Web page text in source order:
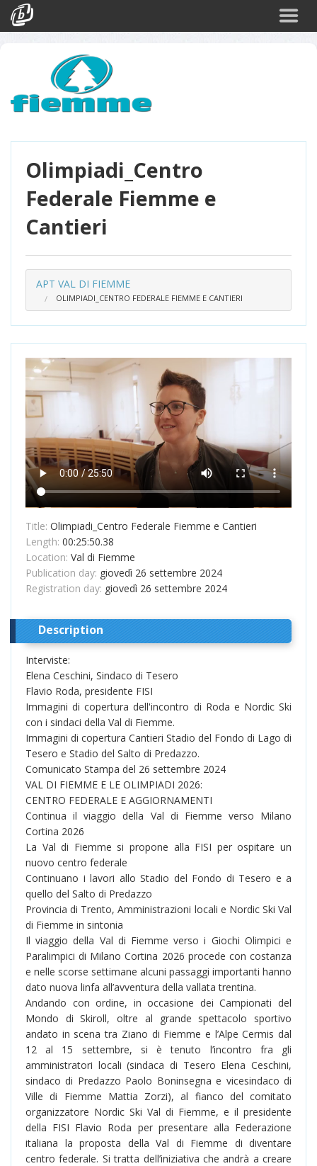
Eventi
Olimpiadi_Centro
Federale Fiemme e
Cantieri
APT VAL DI FIEMME
OLIMPIADI_CENTRO FEDERALE FIEMME E CANTIERI
Title: Olimpiadi_Centro Federale Fiemme e Cantieri
Length: 00:25:50.38
Location: Val di Fiemme
Publication day: giovedì 26 settembre 2024
Registration day: giovedì 26 settembre 2024
Description
Interviste:
Elena Ceschini, Sindaco di Tesero
Flavio Roda, presidente FISI
Immagini di copertura dell'incontro di Roda e Nordic Ski
con i sindaci della Val di Fiemme.
Immagini di copertura Cantieri Stadio del Fondo di Lago di
Tesero e Stadio del Salto di Predazzo.
Comunicato Stampa del 26 settembre 2024
VAL DI FIEMME E LE OLIMPIADI 2026:
CENTRO FEDERALE E AGGIORNAMENTI
Continua il viaggio della Val di Fiemme verso Milano
Cortina 2026
La Val di Fiemme si propone alla FISI per ospitare un
nuovo centro federale
Continuano i lavori allo Stadio del Fondo di Tesero e a
quello del Salto di Predazzo
Provincia di Trento, Amministrazioni locali e Nordic Ski Val
di Fiemme in sintonia
Il viaggio della Val di Fiemme verso i Giochi Olimpici e
Paralimpici di Milano Cortina 2026 procede con costanza
e nelle scorse settimane alcuni passaggi importanti hanno
dato nuova linfa all’avventura della vallata trentina.
Andando con ordine, in occasione dei Campionati del
Mondo di Skiroll, oltre al grande spettacolo sportivo
andato in scena tra Ziano di Fiemme e l’Alpe Cermis dal
12 al 15 settembre, si è tenuto l’incontro fra gli
amministratori locali (sindaca di Tesero Elena Ceschini,
sindaco di Predazzo Paolo Boninsegna e vicesindaco di
Ville di Fiemme Mattia Zorzi), al fianco del comitato
organizzatore Nordic Ski Val di Fiemme, e il presidente
della FISI Flavio Roda per presentare alla Federazione
italiana la proposta della Val di Fiemme di diventare
centro federale. Si tratta dell’iniziativa che andrà a creare